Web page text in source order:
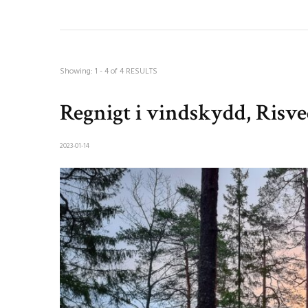
Showing: 1 - 4 of 4 RESULTS
Regnigt i vindskydd,
2023-01-14